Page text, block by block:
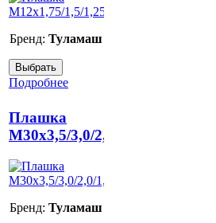
Бренд: Туламаш
Подробнее
Плашка
М30х3,5/3,0/2,0/1,5/1,0/0,75
Бренд: Туламаш